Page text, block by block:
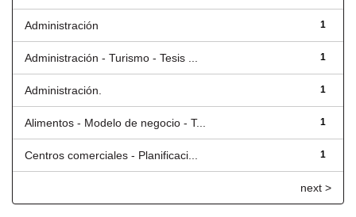
1
Administración
1
Administración - Turismo - Tesis ...
1
Administración.
1
Alimentos - Modelo de negocio - T...
1
Centros comerciales - Planificaci...
next >